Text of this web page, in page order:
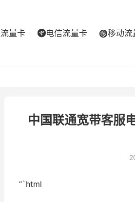
量卡 电信流量卡 移动流
中国联通宽带客服
“`html